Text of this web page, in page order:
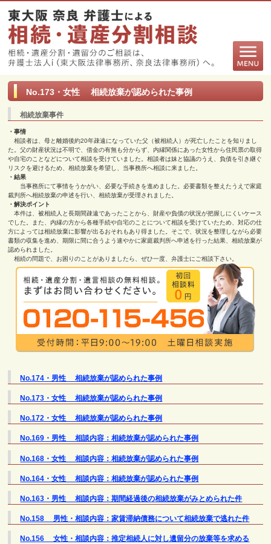
No.173・女性 相続放棄が認められた事例
相続放棄事件
・事情
相談者は、母と離婚後約20年疎遠になっていた父（被相続人）が死亡したことを知りまし
た。父の財産状況は不明で、借金の有無も分からず、内縁関係にあった女性から住民票の取得
や自宅のことなどについて相談を受けていました。相談者は妹と協議のうえ、負債を引き継ぐ
リスクを避けるため、相続放棄を希望し、当事務所へ相談に来ました。
・結果
当事務所にて事情をうかがい、必要な手続きを進めました。必要書類を整えたうえで家庭
裁判所へ相続放棄の申述を行い、相続放棄が受理されました。
・解決ポイント
本件は、被相続人と長期間疎遠であったことから、財産や負債の状況が把握しにくいケース
でした。また、内縁の方から各種手続や自宅のことについて相談を受けていたため、対応の仕
方によっては相続放棄に影響が出るおそれもあり得ました。そこで、状況を整理しながら必要
書類の収集を進め、期限に間に合うよう速やかに家庭裁判所へ申述を行った結果、相続放棄が
認められました。
相続の問題で、お困りのことがありましたら、ぜひ一度、弁護士にご相談下さい。
No.174・男性 相続放棄が認められた事例
No.173・女性 相続放棄が認められた事例
No.172・女性 相続放棄が認められた事例
No.169・男性 相談内容：相続放棄が認められた事例
No.168・女性 相談内容：相続放棄が認められた事例
No.164・女性 相談内容：相続放棄が認められた事例
No.163・男性 相談内容：期間経過後の相続放棄がみとめられた件
No.158 男性・相談内容：家賃滞納債務について相続放棄で逃れた件
No.156 女性・相談内容：推定相続人に対し遺留分の放棄等を求める